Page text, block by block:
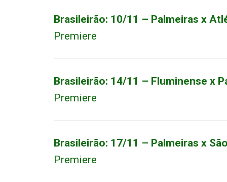
Brasileirão: 10/11 – Palmeiras x
Premiere
Brasileirão: 14/11 – Fluminense x
Premiere
Brasileirão: 17/11 – Palmeiras x
Premiere